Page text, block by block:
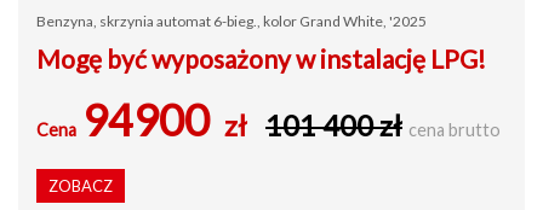
Benzyna, skrzynia automat 6-bieg., kolor Grand White, '2025
Mogę być wyposażony w instalację LPG!
Cena 94900 zł 101 400 zł cena brutto
ZOBACZ